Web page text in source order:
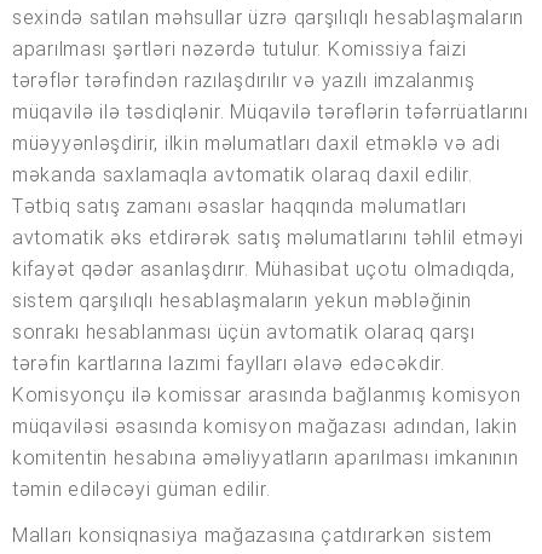
sexində satılan məhsullar üzrə qarşılıqlı hesablaşmaların
aparılması şərtləri nəzərdə tutulur. Komissiya faizi
tərəflər tərəfindən razılaşdırılır və yazılı imzalanmış
müqavilə ilə təsdiqlənir. Müqavilə tərəflərin təfərrüatlarını
müəyyənləşdirir, ilkin məlumatları daxil etməklə və adi
məkanda saxlamaqla avtomatik olaraq daxil edilir.
Tətbiq satış zamanı əsaslar haqqında məlumatları
avtomatik əks etdirərək satış məlumatlarını təhlil etməyi
kifayət qədər asanlaşdırır. Mühasibat uçotu olmadıqda,
sistem qarşılıqlı hesablaşmaların yekun məbləğinin
sonrakı hesablanması üçün avtomatik olaraq qarşı
tərəfin kartlarına lazımi faylları əlavə edəcəkdir.
Komisyonçu ilə komissar arasında bağlanmış komisyon
müqaviləsi əsasında komisyon mağazası adından, lakin
komitentin hesabına əməliyyatların aparılması imkanının
təmin ediləcəyi güman edilir.
Malları konsiqnasiya mağazasına çatdırarkən sistem